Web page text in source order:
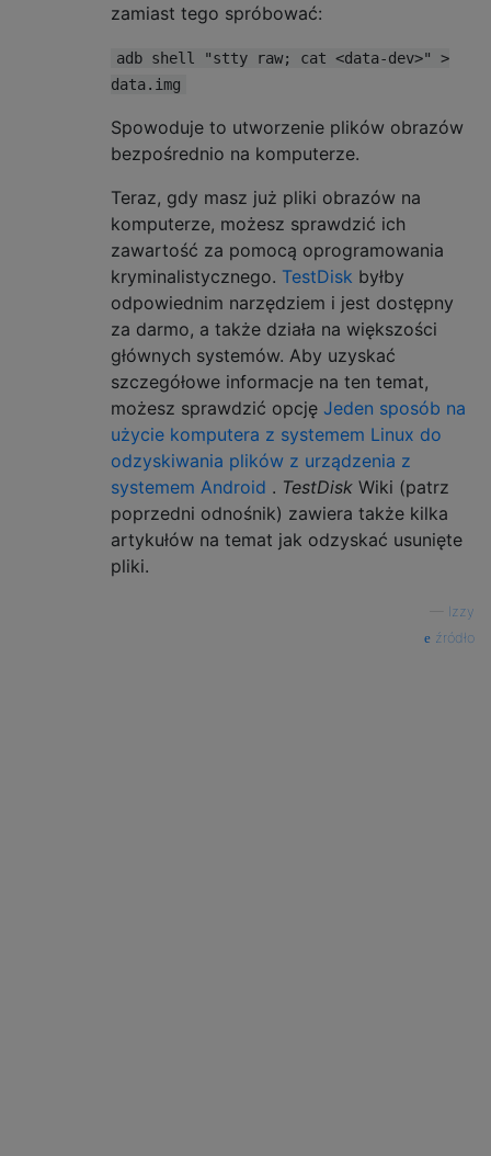
zamiast tego spróbować:
adb shell "stty raw; cat <data-dev>" >
data.img
Spowoduje to utworzenie plików obrazów
bezpośrednio na komputerze.
Teraz, gdy masz już pliki obrazów na
komputerze, możesz sprawdzić ich
zawartość za pomocą oprogramowania
kryminalistycznego. TestDisk byłby
odpowiednim narzędziem i jest dostępny
za darmo, a także działa na większości
głównych systemów. Aby uzyskać
szczegółowe informacje na ten temat,
możesz sprawdzić opcję Jeden sposób na
użycie komputera z systemem Linux do
odzyskiwania plików z urządzenia z
systemem Android . TestDisk Wiki (patrz
poprzedni odnośnik) zawiera także kilka
artykułów na temat jak odzyskać usunięte
pliki.
Izzy
źródło